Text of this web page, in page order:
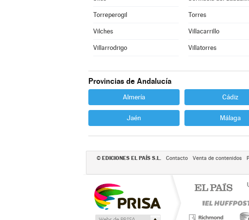
Torreperogil Torres
Vilches Villacarrillo
Villarrodrigo Villatorres
Provincias de Andalucía
Almería Cádiz
Jaén Málaga
© EDICIONES EL PAÍS S.L. Contacto Venta de contenidos